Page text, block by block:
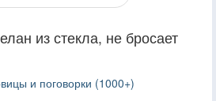
из стекла, не бросает
и поговорки (1000+)